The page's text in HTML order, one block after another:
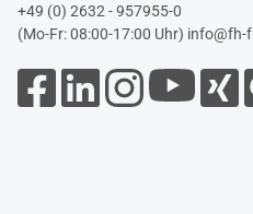
+49 (0) 2632 - 957955-0
(Mo-Fr: 08:00-17:00 Uhr) info@fh-